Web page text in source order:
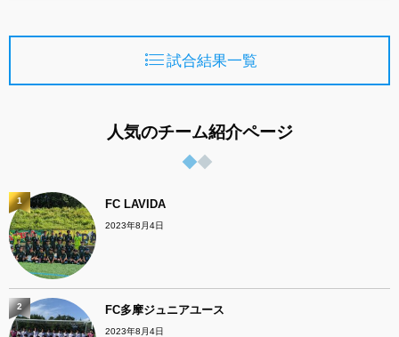
試合結果一覧
人気のチーム紹介ページ
FC LAVIDA
2023年8月4日
1
FC多摩ジュニアユース
2023年8月4日
2